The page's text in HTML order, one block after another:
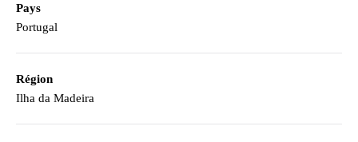
Pays
Portugal
Région
Ilha da Madeira